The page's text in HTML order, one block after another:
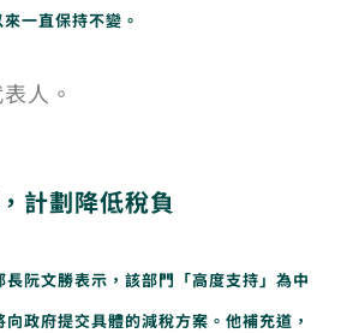
一直保持不變。
人。
計劃降低稅負
阮文勝表示，該部門「高度支持」為中
政府提交具體的減稅方案。他補充道，